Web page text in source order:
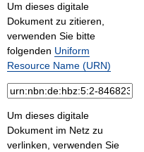
Um dieses digitale
Dokument zu zitieren,
verwenden Sie bitte
folgenden Uniform
Resource Name (URN)
Um dieses digitale
Dokument im Netz zu
verlinken, verwenden Sie